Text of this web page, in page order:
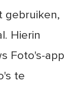
gebruiken,
Hierin
Foto's-app
te